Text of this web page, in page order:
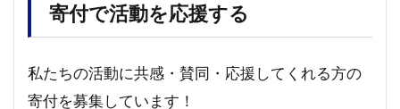
寄付で活動を応援する
私たちの活動に共感・賛同・応援してくれる方の
寄付を募集しています！